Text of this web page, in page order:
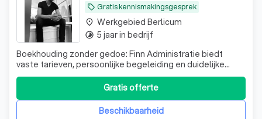
local_offer Gratis kennismakingsgesprek
Boekhouding zonder gedoe: Finn Administratie biedt
vaste tarieven, persoonlijke begeleiding en duidelijke
uitleg. Zo houd jij grip op je financiën en meer tijd voor
Beschikbaarheid
Gratis offerte
place Werkgebied Berlicum
timelapse 5 jaar in bedrijf